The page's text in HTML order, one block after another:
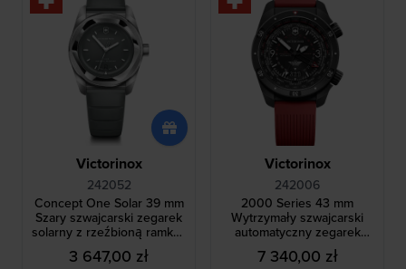
Victorinox
242052
Concept One Solar 39 mm
Szary szwajcarski zegarek
solarny z rzeźbioną ramką i
paskiem z prawdziwej gumy
3 647,00 zł
Victorinox
242006
2000 Series 43 mm
Wytrzymały szwajcarski
automatyczny zegarek
pilotowy z funkcją GMT
7 340,00 zł